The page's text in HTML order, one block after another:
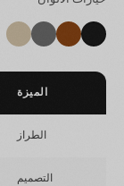
الميزة
الطراز
التصميم